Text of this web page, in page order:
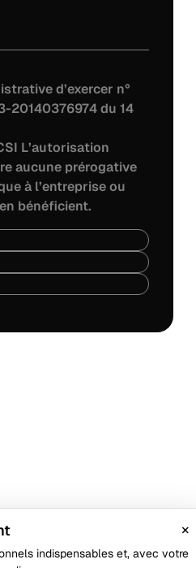
d’exercer n°
20140376974 du 14
L’autorisation
aucune prérogative
à l’entreprise ou
bénéficient.
×
indispensables et, avec votre